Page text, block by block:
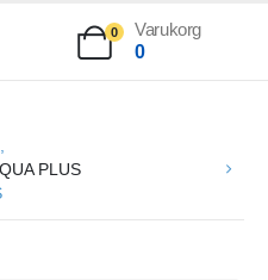
0
Varukorg
0
PLUS